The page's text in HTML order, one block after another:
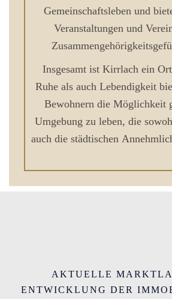
Gemeinschaftsleben und
Veranstaltungen und
Insgesamt ist Kirrlach ein
Ruhe als auch Lebendigkeit
Bewohnern die Möglichkeit
Umgebung zu leben, die
auch die städtischen
AKTUELLE
ENTWICKLUNG DER